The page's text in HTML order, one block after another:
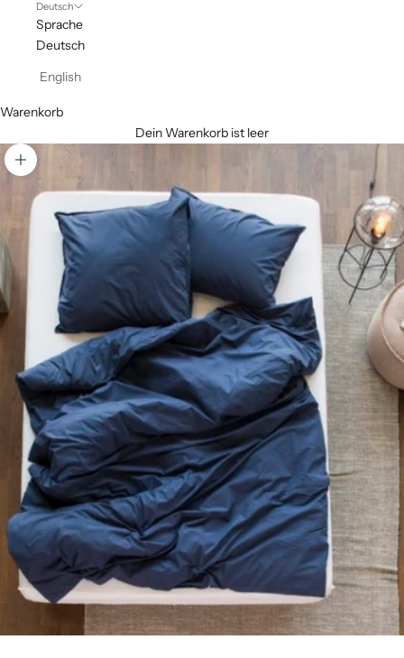
Deutsch
Sprache
Deutsch
English
Warenkorb
Dein Warenkorb ist leer
Bild vergrößern